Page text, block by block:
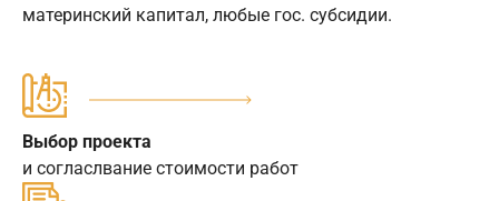
материнский капитал, любые гос. субсидии.
Выбор проекта
и согласлвание стоимости работ